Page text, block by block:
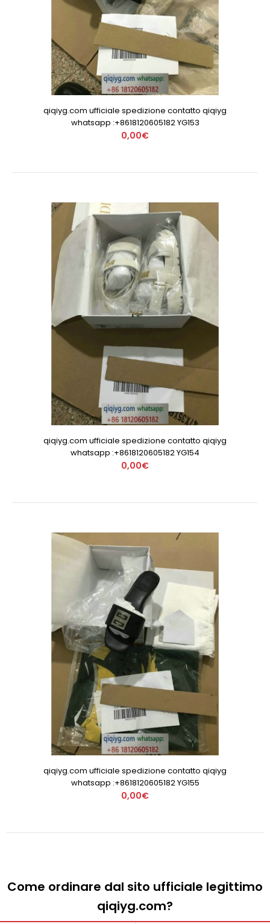
qiqiyg.com ufficiale spedizione contatto qiqiyg
whatsapp :+8618120605182 YG153
0,00€
qiqiyg.com ufficiale spedizione contatto qiqiyg
whatsapp :+8618120605182 YG154
0,00€
qiqiyg.com ufficiale spedizione contatto qiqiyg
whatsapp :+8618120605182 YG155
0,00€
Come ordinare dal sito ufficiale legittimo
qiqiyg.com?